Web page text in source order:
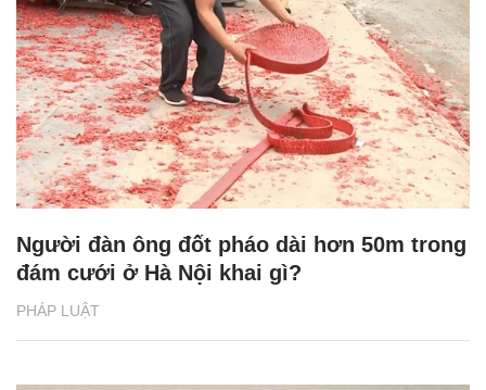
PHÁP LUẬT
Người đàn ông đốt pháo dài hơn 50m trong
đám cưới ở Hà Nội khai gì?